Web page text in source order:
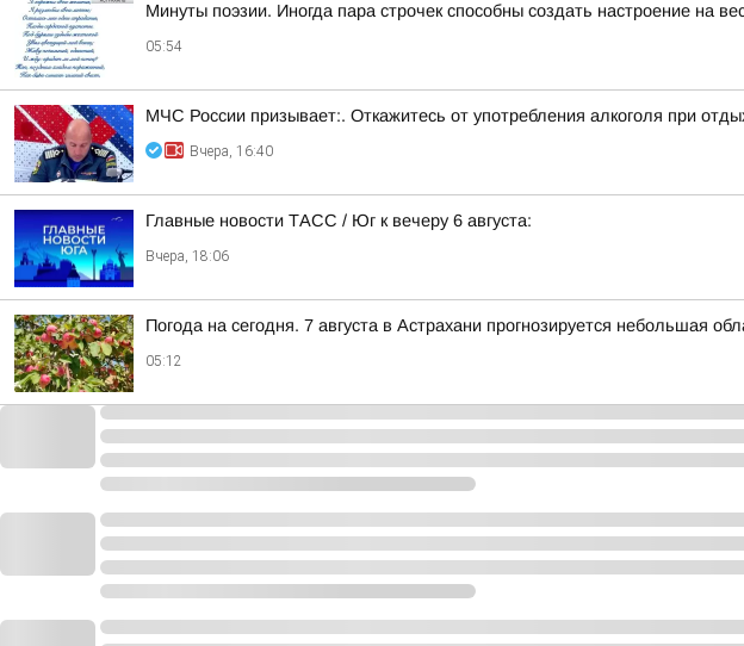
Минуты поэзии. Иногда пара строчек способны создать настроение на
05:54
МЧС России призывает:. Откажитесь от употребления алкоголя при
Вчера, 16:40
Главные новости ТАСС / Юг к вечеру 6 августа:
Вчера, 18:06
Погода на сегодня. 7 августа в Астрахани прогнозируется небольшая
05:12